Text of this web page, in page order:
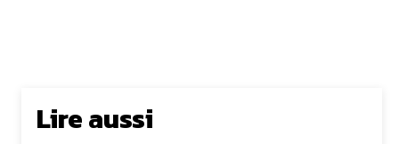
Lire aussi